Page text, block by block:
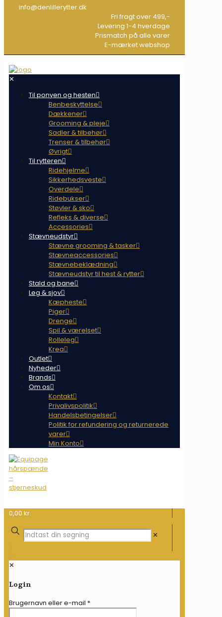
info@denlillerytter.dk
Fri fragt over 499,-
Levering 1-4 hverdage
Prismatch på alle varer
E-mærket webshop
✕
Til ponyen og hesten
Benbeskyttelse
Dækkener
Grooming & pleje
Sadler & tilbehør
Trenser & tilbehør
Øvrigt
Til rytteren
Ridehjelme
Sikkerhedsveste
Overdele
Ridebukser
Støvler & sko
Refleks & diverse
Accessories
Stævneudstyr
Stævne grooming & tasker
Stævneaccessories
Stævnebeklædning
Stævneudstyr til hest & rytter
Stald og bane
Leg & sjov
Kæpheste
Piger
Drenge
Spil & værelset
Rolleleg
Krea
Outlet
Nyheder
Brands
Om os
Kontakt
Privalivspolitik
Handelsbetingelser
Politik for refundering og returnerede
varer
Min Konto
0,00 kr.
✕
✕
Login
Brugernavn eller e-mail *